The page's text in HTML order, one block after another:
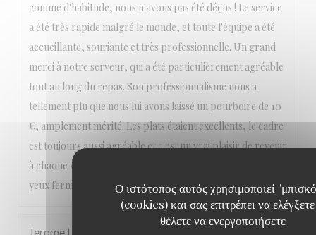
Ο ιστότοπος αυτός χρησιμοποιεί
(cookies) και σας επιτρέπει να ελέγξετε
θέλετε να ενεργοποιήσετε
comme d'habitude, nous n'avons pas été déçus ! Le service
a été très rapide malgré le monde, et toute l'équipe a été
accueillante, souriante et très professionnelle. Un grand
merci à notre serveur, qui a été particulièrement agréable
tout au long du repas. Son professionnalisme nous a
tellement plu que nous lui avons laissé un pourboire de 10
€, amplement mérité. Les plats étaient excellents, le cadre
est toujours aussi agréable et c'est un vrai plaisir de revenir
à chaque visite. Nous recommandons ce restaurant les
yeux fermés et reviendrons avec grand plaisir !
Jerome L